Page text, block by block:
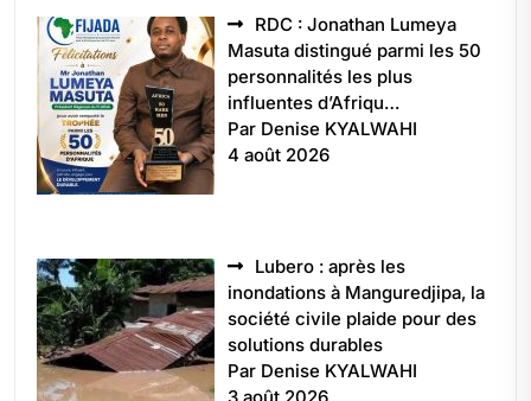
RDC : Jonathan Lumeya
Masuta distingué parmi les 50
personnalités les plus
influentes d’Afriqu…
Par Denise KYALWAHI
4 août 2026
Lubero : après les
inondations à Manguredjipa, la
société civile plaide pour des
solutions durables
Par Denise KYALWAHI